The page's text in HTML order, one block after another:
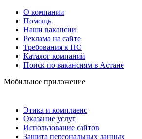
О компании
Помощь
Наши вакансии
Реклама на сайте
Требования к ПО
Каталог компаний
Поиск по вакансиям в Астане
Мобильное приложение
Этика и комплаенс
Оказание услуг
Использование сайтов
Защита персональных данных